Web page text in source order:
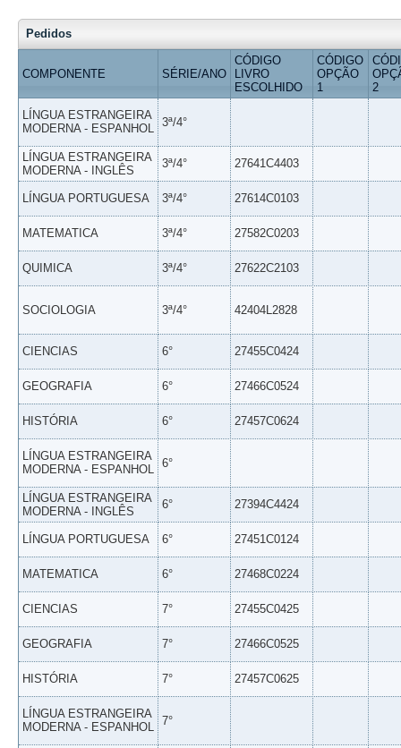
Pedidos
COMPONENTE SÉRIE/ANO
CÓDIGO
LIVRO
ESCOLHIDO
CÓDIGO
OPÇÃO
1
2
LÍNGUA ESTRANGEIRA
MODERNA - ESPANHOL 3ª/4°
LÍNGUA ESTRANGEIRA
MODERNA - INGLÊS
3ª/4° 27641C4403
LÍNGUA PORTUGUESA 3ª/4° 27614C0103
MATEMATICA 3ª/4° 27582C0203
QUIMICA 3ª/4° 27622C2103
SOCIOLOGIA 3ª/4° 42404L2828
CIENCIAS 6° 27455C0424
GEOGRAFIA 6° 27466C0524
HISTÓRIA 6° 27457C0624
LÍNGUA ESTRANGEIRA
MODERNA - ESPANHOL 6°
LÍNGUA ESTRANGEIRA
MODERNA - INGLÊS
6° 27394C4424
LÍNGUA PORTUGUESA 6° 27451C0124
MATEMATICA 6° 27468C0224
CIENCIAS 7° 27455C0425
GEOGRAFIA 7° 27466C0525
HISTÓRIA 7° 27457C0625
LÍNGUA ESTRANGEIRA
MODERNA - ESPANHOL 7°